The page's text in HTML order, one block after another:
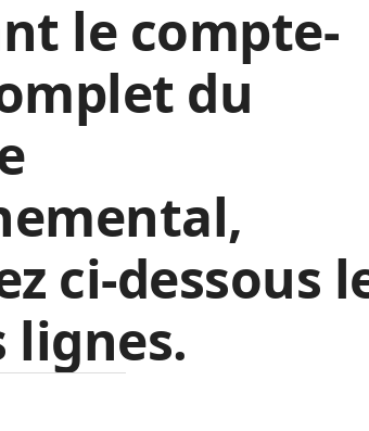
le compte-
du
ci-dessous
lignes.